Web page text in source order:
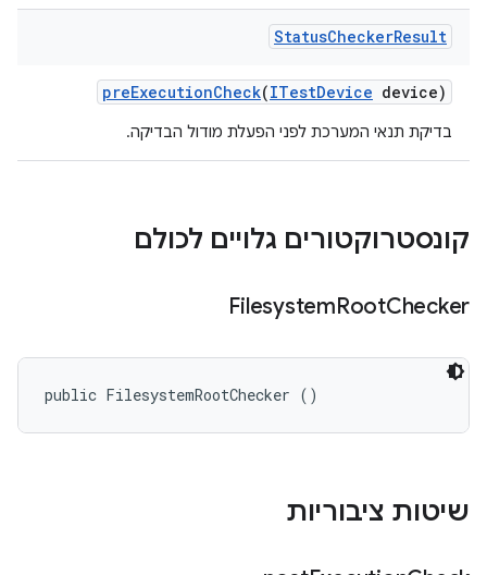
StatusCheckerResult
preExecutionCheck(ITestDevice device)
בדיקת תנאי המערכת לפני הפעלת מודול הבדיקה.
קונסטרוקטורים גלויים לכולם
FilesystemRootChecker
public FilesystemRootChecker ()
שיטות ציבוריות